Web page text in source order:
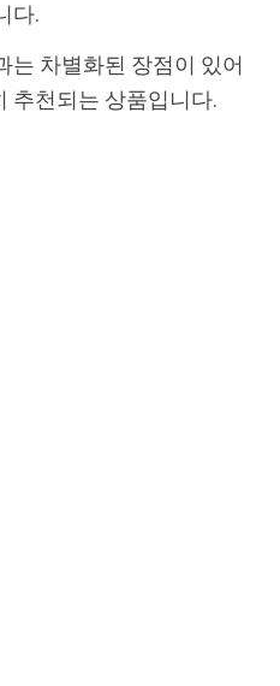
다.
는 차별화된 장점이 있어
추천되는 상품입니다.